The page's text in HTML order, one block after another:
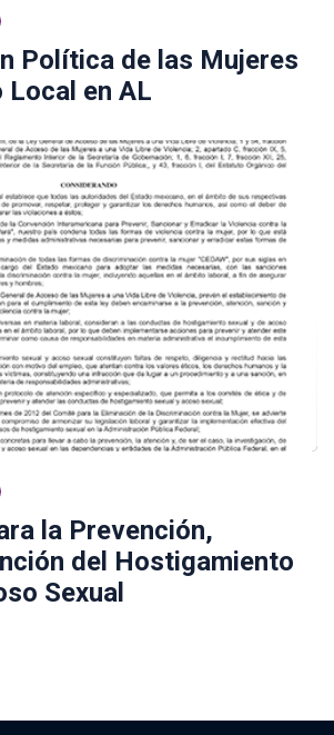
Política de las Mujeres
Local en AL
la Prevención,
del Hostigamiento
Sexual